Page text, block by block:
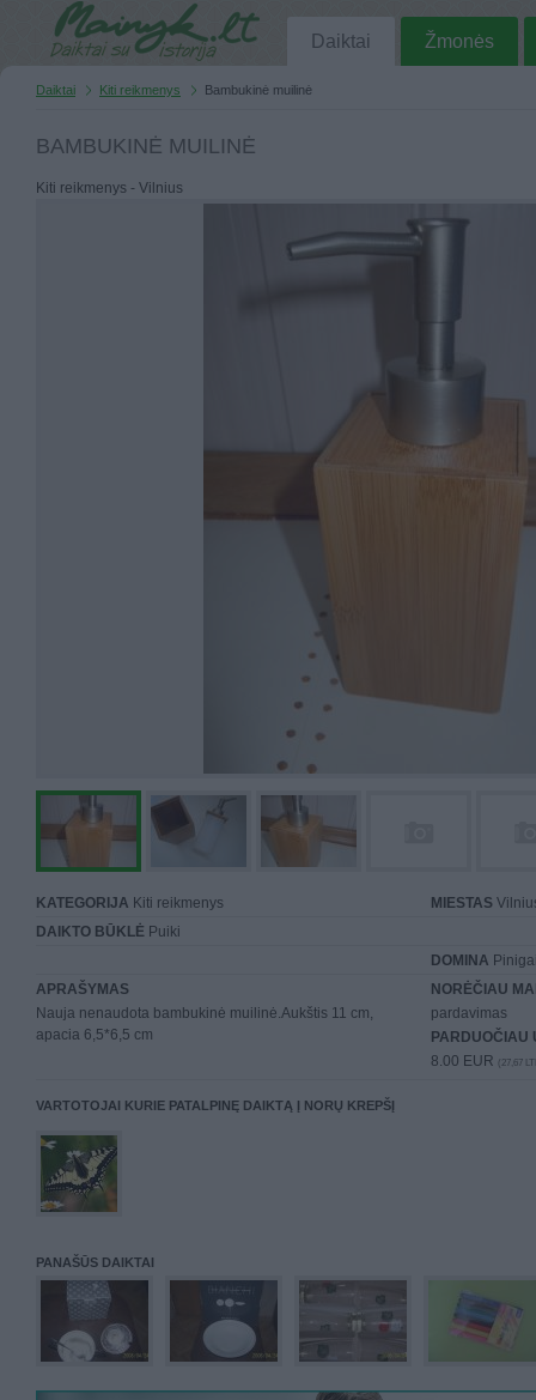
Daiktai Žmonės
Daiktai Kiti reikmenys Bambukinė muilinė
BAMBUKINĖ MUILINĖ
Kiti reikmenys - Vilnius
KATEGORIJA Kiti reikmenys MIESTAS
DAIKTO BŪKLĖ Puiki
DOMINA
APRAŠYMAS
Nauja nenaudota bambukinė muilinė.Aukštis 11 cm,
apacia 6,5*6,5 cm
NORĖČIAU
pardavimas
PARDUOČIAU
8.00 EUR (27,67
VARTOTOJAI KURIE PATALPINĘ DAIKTĄ Į NORŲ KREPŠĮ
PANAŠŪS DAIKTAI